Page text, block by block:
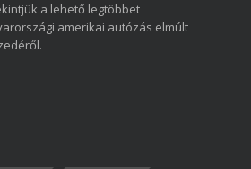
a lehető legtöbbet
amerikai autózás elmúlt